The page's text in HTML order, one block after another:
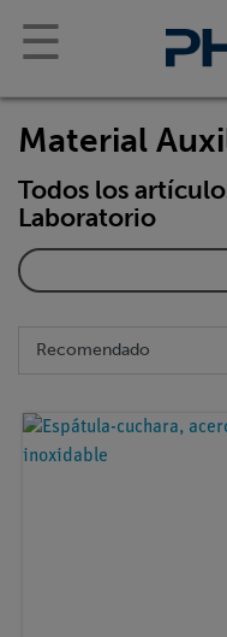
☰
Material
Todos los
Laboratorio